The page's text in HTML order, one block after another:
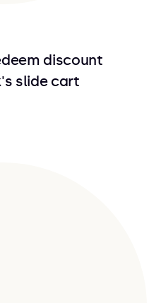
discount
slide cart